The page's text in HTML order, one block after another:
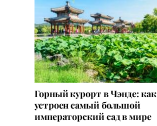
Горный курорт в Чэнде: как
устроен самый большой
императорский сад в мире